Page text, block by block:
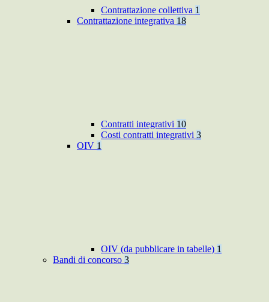
Contrattazione collettiva 1
Contrattazione integrativa 18
Contratti integrativi 10
Costi contratti integrativi 3
OIV 1
OIV (da pubblicare in tabelle) 1
Bandi di concorso 3